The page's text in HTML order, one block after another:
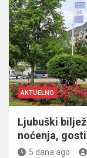
AKTUELNO
Ljubuški
noćenja,
5 dana ago